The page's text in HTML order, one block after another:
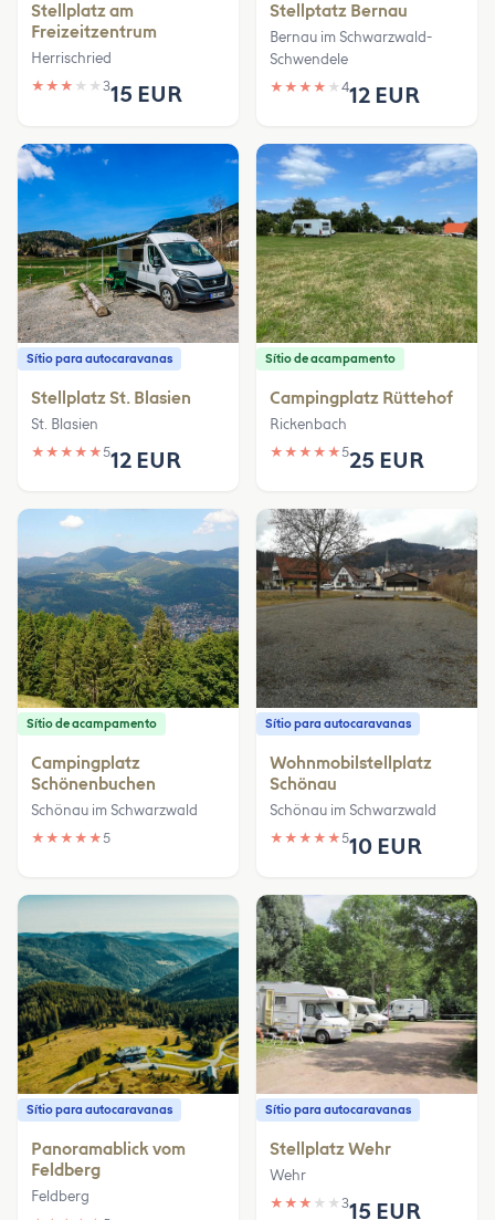
Stellplatz am
Freizeitzentrum
Herrischried
★ ★ ★ ★ ★ 315 EUR
Stellptatz Bernau
Bernau im Schwarzwald-
Schwendele
★ ★ ★ ★ ★ 412 EUR
Sítio para autocaravanas
Stellplatz St. Blasien
St. Blasien
★ ★ ★ ★ ★512 EUR
Sítio de acampamento
Campingplatz Rüttehof
Rickenbach
★ ★ ★ ★ ★525 EUR
Sítio de acampamento
Campingplatz
Schönenbuchen
Schönau im Schwarzwald
★ ★ ★ ★ ★5
Sítio para autocaravanas
Wohnmobilstellplatz
Schönau
Schönau im Schwarzwald
★ ★ ★ ★ ★510 EUR
Sítio para autocaravanas
Panoramablick vom
Feldberg
Feldberg
Sítio para autocaravanas
Stellplatz Wehr
Wehr
★ ★ ★ ★ ★ 315 EUR